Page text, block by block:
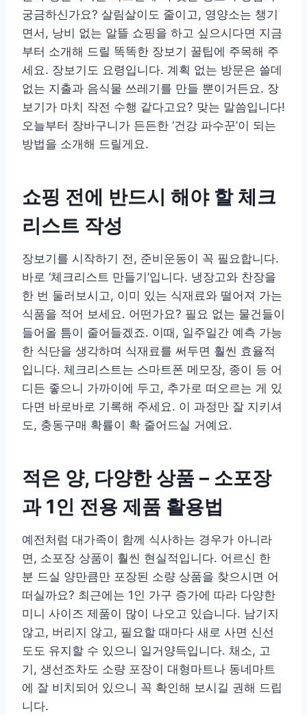
궁금하신가요? 살림살이도 줄이고, 영양소는 챙기
면서, 낭비 없는 알뜰 쇼핑을 하고 싶으시다면 지금
부터 소개해 드릴 똑똑한 장보기 꿀팁에 주목해 주
세요. 장보기도 요령입니다. 계획 없는 방문은 쓸데
없는 지출과 음식물 쓰레기를 만들 뿐이거든요. 장
보기가 마치 작전 수행 같다고요? 맞는 말씀입니다!
오늘부터 장바구니가 든든한 ‘건강 파수꾼’이 되는
방법을 소개해 드릴게요.
쇼핑 전에 반드시 해야 할 체크
리스트 작성
장보기를 시작하기 전, 준비운동이 꼭 필요합니다.
바로 ‘체크리스트 만들기’입니다. 냉장고와 찬장을
한 번 둘러보시고, 이미 있는 식재료와 떨어져 가는
식품을 적어 보세요. 어떤가요? 필요 없는 물건들이
들어올 틈이 줄어들겠죠. 이때, 일주일간 예측 가능
한 식단을 생각하며 식재료를 써두면 훨씬 효율적
입니다. 체크리스트는 스마트폰 메모장, 종이 등 어
디든 좋으니 가까이에 두고, 추가로 떠오르는 게 있
다면 바로바로 기록해 주세요. 이 과정만 잘 지키셔
도, 충동구매 확률이 확 줄어드실 거예요.
적은 양, 다양한 상품 – 소포장
과 1인 전용 제품 활용법
예전처럼 대가족이 함께 식사하는 경우가 아니라
면, 소포장 상품이 훨씬 현실적입니다. 어르신 한
분 드실 양만큼만 포장된 소량 상품을 찾으시면 어
떠실까요? 최근에는 1인 가구 증가에 따라 다양한
미니 사이즈 제품이 많이 나오고 있습니다. 남기지
않고, 버리지 않고, 필요할 때마다 새로 사면 신선
도도 유지할 수 있으니 일거양득입니다. 채소, 고
기, 생선조차도 소량 포장이 대형마트나 동네마트
에 잘 비치되어 있으니 꼭 확인해 보시길 권해 드립
니다.